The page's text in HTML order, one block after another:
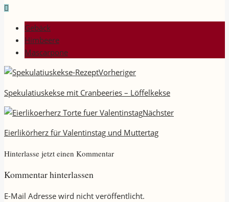
Gebäck
Himbeere
Mascarpone
Vorheriger
Spekulatiuskekse mit Cranbeeries – Löffelkekse
Nächster
Eierlikörherz für Valentinstag und Muttertag
Hinterlasse jetzt einen Kommentar
Kommentar hinterlassen
E-Mail Adresse wird nicht veröffentlicht.